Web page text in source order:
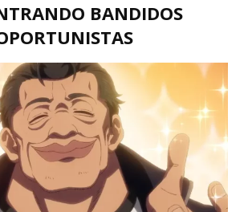
BANDIDOS